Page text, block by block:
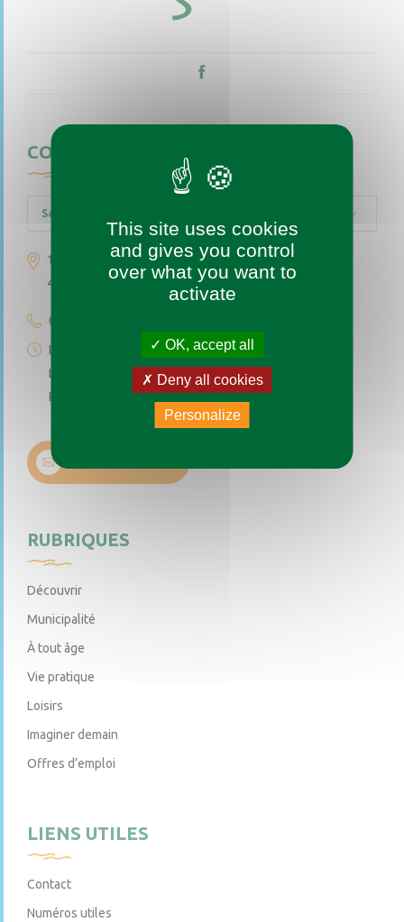
CONTACTEZ-NOUS
Saint-Augustin-des-Bois
1 place de l’église
49170 Saint-Augustin-des-Bois
02 41 77 04 49
Lundi au vendredi de 9h à 12h
Le premier et troisième samedi du mois de 9h à 12h
Permanence téléphonique de 14h à 17h (sauf samedi)
RUBRIQUES
Découvrir
Municipalité
À tout âge
Vie pratique
Loisirs
Imaginer demain
Offres d’emploi
LIENS UTILES
Contact
Numéros utiles
This site uses cookies
and gives you control
over what you want to
activate
OK, accept all
Deny all cookies
Personalize